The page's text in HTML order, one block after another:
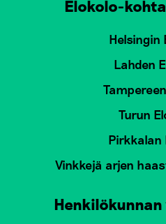
Elokolo-
Helsingin
Lahden
Turun
Pirkkalan
Vinkkejä arjen